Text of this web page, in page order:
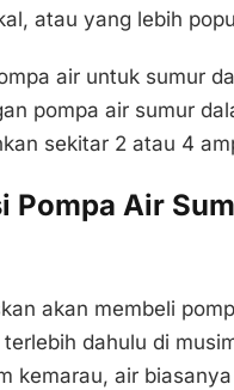
atau yang lebih
air untuk sumur
pompa air sumur
sekitar 2 atau 4
Pompa Air
akan membeli
dahulu di
kemarau, air